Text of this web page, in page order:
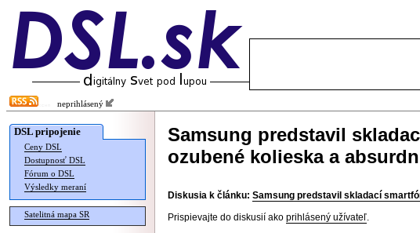
neprihlásený
DSL pripojenie
Ceny DSL
Dostupnosť DSL
Fórum o DSL
Výsledky meraní
Satelitná mapa SR
Samsung predstavil
ozubené kolieska a
Diskusia k článku: Samsung predstavil skladací
Prispievajte do diskusií ako prihlásený užívateľ.